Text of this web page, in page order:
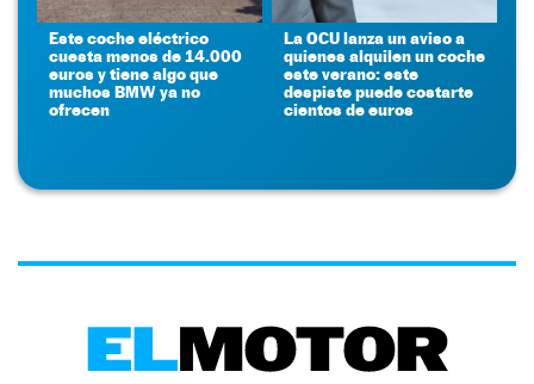
Este coche eléctrico
cuesta menos de 14.000
euros y tiene algo que
muchos BMW ya no
ofrecen
La OCU lanza un aviso a
quienes alquilen un coche
este verano: este
despiste puede costarte
cientos de euros